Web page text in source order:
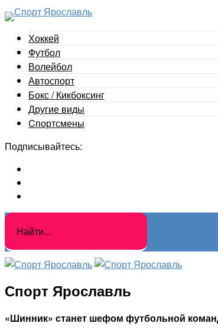
Хоккей
Футбол
Волейбол
Автоспорт
Бокс / Кикбоксинг
Другие виды
Cпортсмены
Подписывайтесь:
Спорт Ярославль
«Шинник» станет шефом футбольной